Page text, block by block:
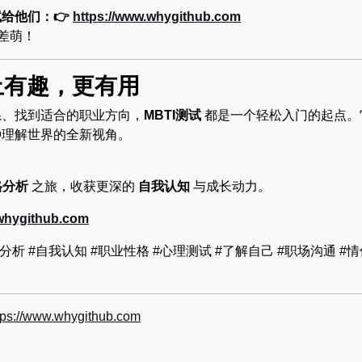
给他们：👉 https://www.whygithub.com
萌！
趣，更有用
找到适合的职业方向， MBTI测试 都是一个轻松入门的起点
解世界的全新视角。
析之旅，收获更深的 自我认知 与成长动力。
析 #自我认知 #职业性格 #心理测试 #了解自己 #职场沟通 #
www.whygithub.com